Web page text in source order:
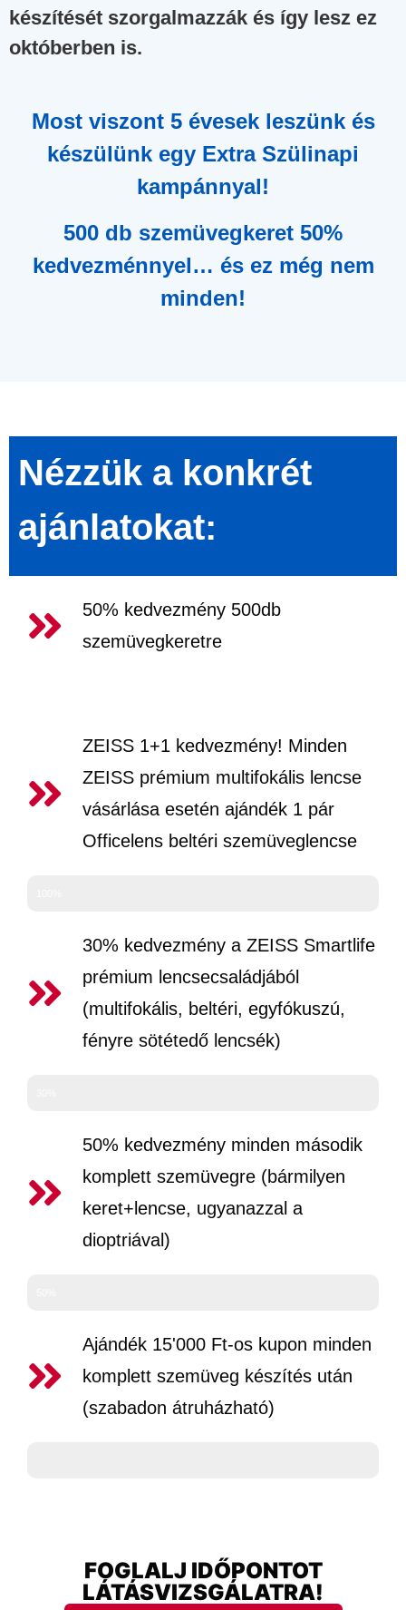
készítését szorgalmazzák és így lesz ez
októberben is.
Most viszont 5 évesek leszünk és
készülünk egy Extra Szülinapi
kampánnyal!
500 db szemüvegkeret 50%
kedvezménnyel… és ez még nem
minden!
Nézzük a konkrét
ajánlatokat:
50% kedvezmény 500db
szemüvegkeretre
ZEISS 1+1 kedvezmény! Minden
ZEISS prémium multifokális lencse
vásárlása esetén ajándék 1 pár
Officelens beltéri szemüveglencse
30% kedvezmény a ZEISS Smartlife
prémium lencsecsaládjából
(multifokális, beltéri, egyfókuszú,
fényre sötétedő lencsék)
50% kedvezmény minden második
komplett szemüvegre (bármilyen
keret+lencse, ugyanazzal a
dioptriával)
Ajándék 15'000 Ft-os kupon minden
komplett szemüveg készítés után
(szabadon átruházható)
FOGLALJ IDŐPONTOT
LÁTÁSVIZSGÁLATRA!